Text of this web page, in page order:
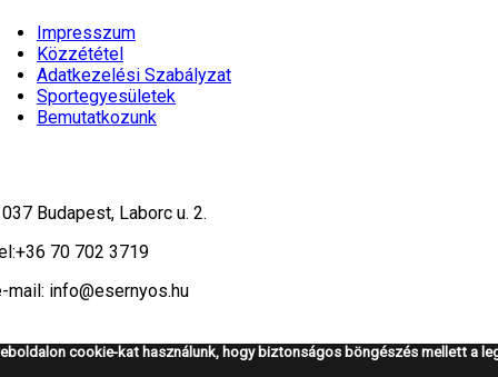
Impresszum
Közzététel
Adatkezelési Szabályzat
Sportegyesületek
Bemutatkozunk
Budapest, Laborc u. 2.
+36 70 702 3719
mail: info@esernyos.hu
cookie-kat használunk, hogy biztonságos böngészés mellett a